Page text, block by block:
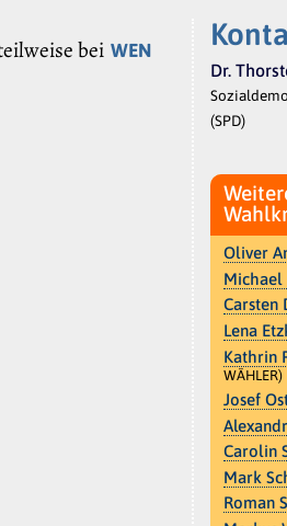
bei WEN
Dr.
(SPD)
Oliver
Michael
Carsten
Lena
Kathrin
WÄHLER)
Josef
Carolin
Mark
Roman